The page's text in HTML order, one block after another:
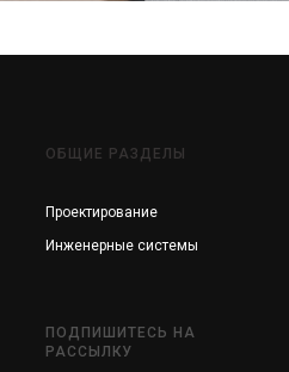
ОБЩИЕ РАЗДЕЛЫ
Проектирование
Инженерные системы
ПОДПИШИТЕСЬ НА
РАССЫЛКУ